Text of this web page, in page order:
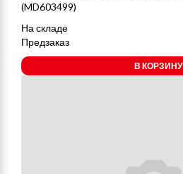
(MD603499)
На складе
Предзаказ
В КОРЗИНУ